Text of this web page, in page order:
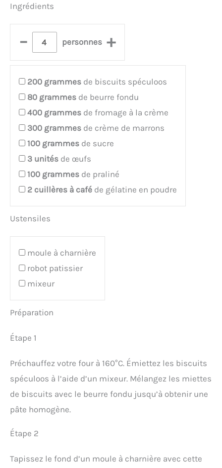
Ingrédients
– personnes +
200 grammes de biscuits spéculoos
80 grammes de beurre fondu
400 grammes de fromage à la crème
300 grammes de crème de marrons
100 grammes de sucre
3 unités de œufs
100 grammes de praliné
2 cuillères à café de gélatine en poudre
Ustensiles
moule à charnière
robot patissier
mixeur
Préparation
Étape 1
Préchauffez votre four à 160°C. Émiettez les biscuits
spéculoos à l’aide d’un mixeur. Mélangez les miettes
de biscuits avec le beurre fondu jusqu’à obtenir une
pâte homogène.
Étape 2
Tapissez le fond d’un moule à charnière avec cette